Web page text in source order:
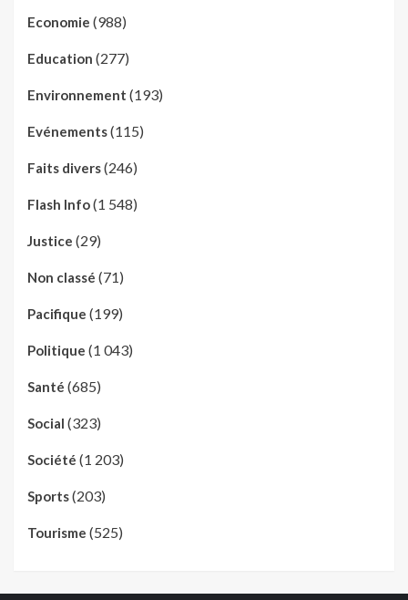
Economie (988)
Education (277)
Environnement (193)
Evénements(115)
Faits divers(246)
Flash Info(1 548)
Justice (29)
Non classé (71)
Pacifique (199)
Politique (1 043)
Santé (685)
Social (323)
Société (1 203)
Sports(203)
Tourisme (525)